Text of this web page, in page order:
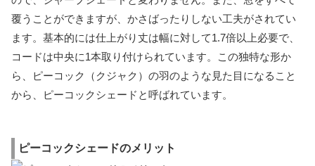
覆うことができますが、かさばったりしない工夫がされてい
ます。基本的には仕上がり丈は幅に対して1.7倍以上必要で、
コードは中央に1本取り付けられています。この独特な形か
ら、ピーコック（クジャク）の羽のような見た目になること
から、ピーコックシェードと呼ばれています。
ピーコックシェードのメリット